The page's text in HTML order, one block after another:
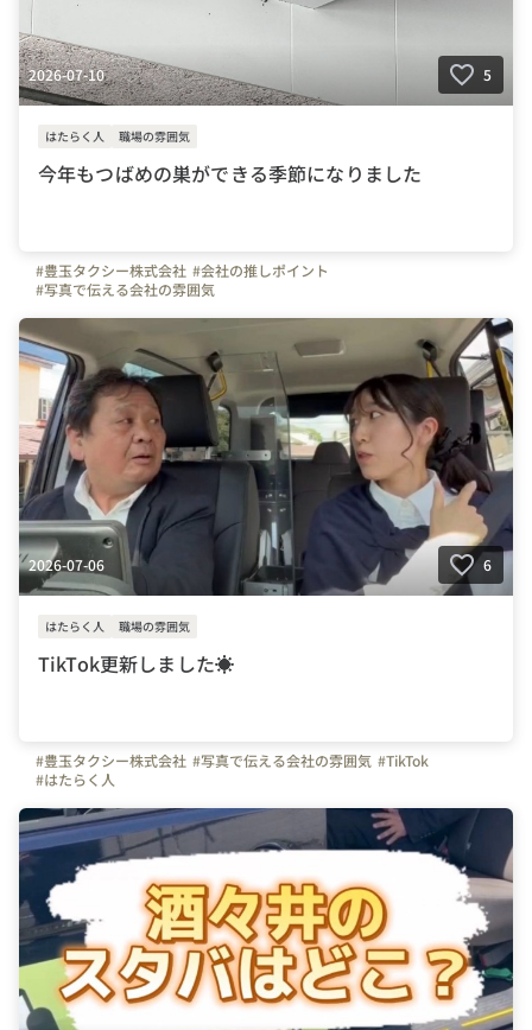
2026-07-10 5
はたらく人 職場の雰囲気
今年もつばめの巣ができる季節になりました
#豊玉タクシー株式会社 #会社の推しポイント
#写真で伝える会社の雰囲気
2026-07-06 6
はたらく人 職場の雰囲気
TikTok更新しました☀
#豊玉タクシー株式会社 #写真で伝える会社の雰囲気 #TikTok
#はたらく人